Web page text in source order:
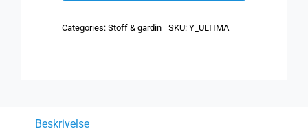
250
Categories: Stoff & gardin SKU: Y_ULTIMA
Beskrivelse